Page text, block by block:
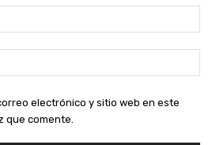
electrónico y sitio web en este
que comente.